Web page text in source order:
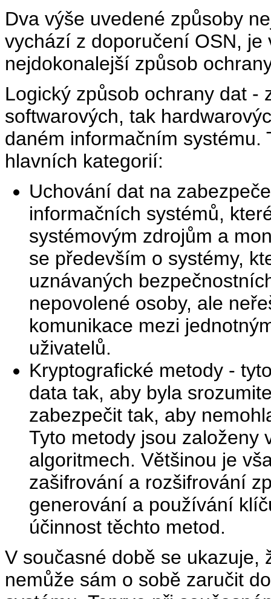
Dva výše uvedené způsoby
vychází z doporučení OSN,
nejdokonalejší způsob
Logický způsob ochrany dat -
softwarových, tak
daném informačním systému.
hlavních kategorií:
Uchování dat na
informačních systémů,
systémovým zdrojům a
se především o systémy,
uznávaných
nepovolené osoby, ale
komunikace mezi
uživatelů.
Kryptografické metody -
data tak, aby byla
zabezpečit tak, aby
Tyto metody jsou založeny
algoritmech. Většinou je
zašifrování a rozšifrování
generování a používání
účinnost těchto metod.
V současné době se ukazuje,
nemůže sám o sobě zaručit